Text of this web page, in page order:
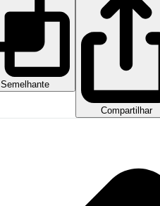
Semelhante
Compartilhar